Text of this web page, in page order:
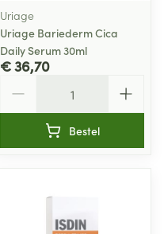
Uriage
Uriage Bariederm Cica
Daily Serum 30ml
€ 36,70
Bestel